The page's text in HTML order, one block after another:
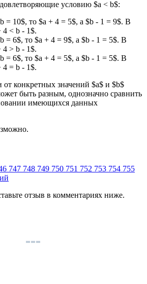
условию $a < b$:
= 10$, то $a + 4 = 5$, а $b - 1 = 9$. В
4 < b - 1$.
= 6$, то $a + 4 = 9$, а $b - 1 = 5$. В
4 > b - 1$.
= 6$, то $a + 4 = 5$, а $b - 1 = 5$. В
4 = b - 1$.
от конкретных значений $a$ и $b$
быть разным, однозначно сравнить
имеющихся данных
747 748 749 750 751 752 753 754 755
отзыв в комментариях ниже.